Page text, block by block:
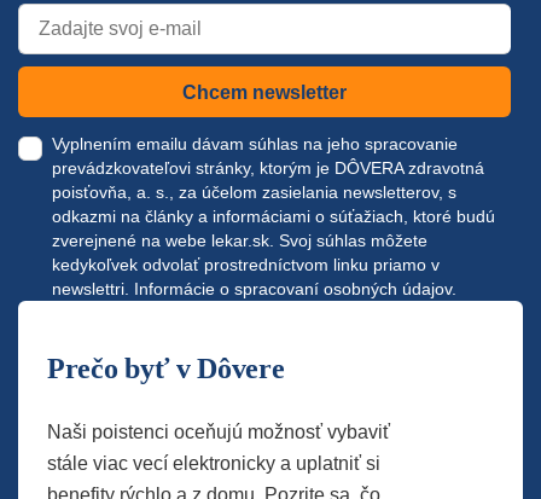
Chcem newsletter
Vyplnením emailu dávam súhlas na jeho spracovanie
prevádzkovateľovi stránky, ktorým je DÔVERA zdravotná
poisťovňa, a. s., za účelom zasielania newsletterov, s
odkazmi na články a informáciami o súťažiach, ktoré budú
zverejnené na webe lekar.sk. Svoj súhlas môžete
kedykoľvek odvolať prostredníctvom linku priamo v
newslettri. Informácie o spracovaní osobných údajov.
Prečo byť v Dôvere
Naši poistenci oceňujú možnosť vybaviť
stále viac vecí elektronicky a uplatniť si